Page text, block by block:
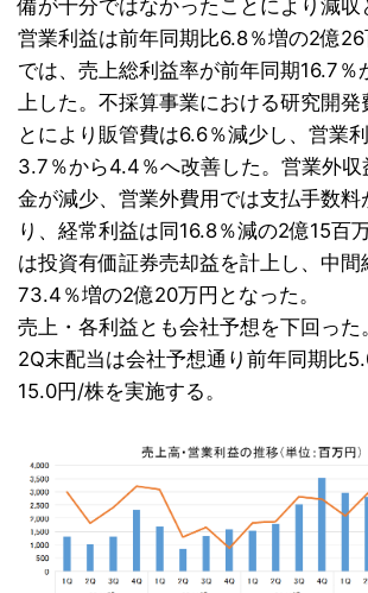
備が十分ではなかったことにより減収
営業利益は前年同期比6.8％増の2億
では、売上総利益率が前年同期16.7％
上した。不採算事業における研究開発
とにより販管費は6.6％減少し、営業
3.7％から4.4％へ改善した。営業外収
金が減少、営業外費用では支払手数料
り、経常利益は同16.8％減の2億15百
は投資有価証券売却益を計上し、中間
73.4％増の2億20万円となった。
売上・各利益とも会社予想を下回った。
2Q末配当は会社予想通り前年同期比
15.0円/株を実施する。